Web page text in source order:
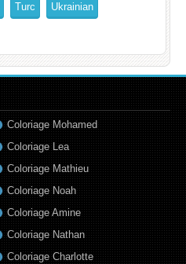
Turc Ukrainian
Coloriage Mohamed
Coloriage Lea
Coloriage Mathieu
Coloriage Noah
Coloriage Amine
Coloriage Nathan
Coloriage Charlotte